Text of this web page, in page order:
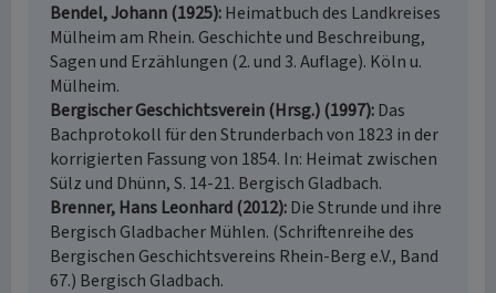
Bendel, Johann (1925) Heimatbuch des Landkreises
Mülheim am Rhein. Geschichte und Beschreibung,
Sagen und Erzählungen (2. und 3. Auflage). Köln u.
Mülheim.
Bergischer Geschichtsverein (Hrsg.) (1997) Das
Bachprotokoll für den Strunderbach von 1823 in der
korrigierten Fassung von 1854. In: Heimat zwischen
Sülz und Dhünn, S. 14-21. Bergisch Gladbach.
Brenner, Hans Leonhard (2012) Die Strunde und ihre
Bergisch Gladbacher Mühlen. (Schriftenreihe des
Bergischen Geschichtsvereins Rhein-Berg e.V., Band
67.) Bergisch Gladbach.